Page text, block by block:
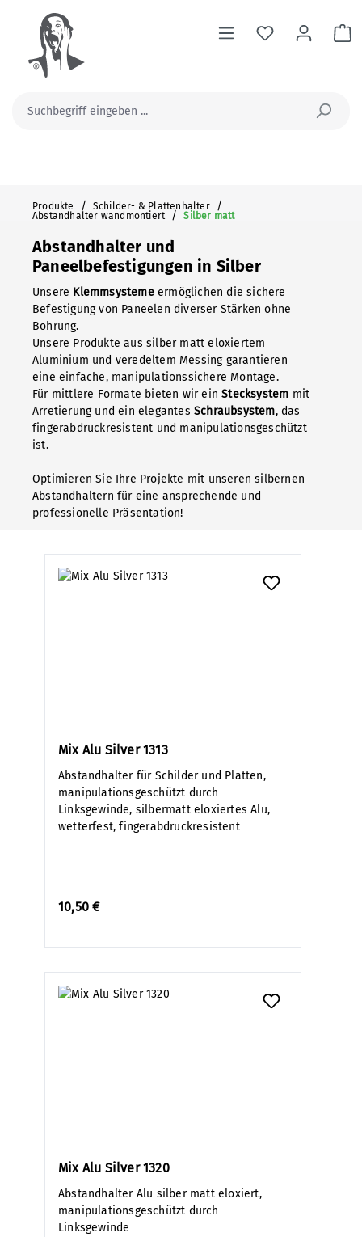
springen
Produkte / Schilder- & Plattenhalter /
Abstandhalter wandmontiert / Silber matt
Abstandhalter und
Paneelbefestigungen in Silber
Unsere Klemmsystemeermöglichen die sichere
Befestigung von Paneelen diverser Stärken ohne
Bohrung.
Unsere Produkte aus silber matt eloxiertem
Aluminium und veredeltem Messing garantieren
eine einfache, manipulationssichere Montage.
Für mittlere Formate bieten wir einStecksystem mit
Arretierung und ein elegantes Schraubsystem, das
fingerabdruckresistent und manipulationsgeschützt
ist.
Optimieren Sie Ihre Projekte mit unseren silbernen
Abstandhaltern für eine ansprechende und
professionelle Präsentation!
Mix Alu Silver 1313
Abstandhalter für Schilder und Platten,
manipulationsgeschützt durch
Linksgewinde, silbermatt eloxiertes Alu,
wetterfest, fingerabdruckresistent
10,50 €
Mix Alu Silver 1320
Abstandhalter Alu silber matt eloxiert,
manipulationsgeschützt durch
Linksgewinde